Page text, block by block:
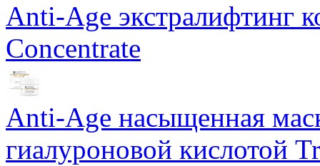
Anti-Age экстралифтинг
Concentrate
Anti-Age насыщенная
гиалуроновой кислотой